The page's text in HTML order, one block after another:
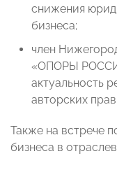
снижения
бизнеса;
член
«ОПОРЫ
актуальность
авторских прав.
Также на встрече
бизнеса в